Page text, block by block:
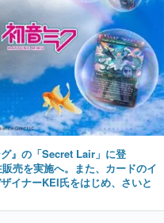
』の「Secret Lair」に登
売を実施へ。また、カードのイ
イナーKEI氏をはじめ、さいと